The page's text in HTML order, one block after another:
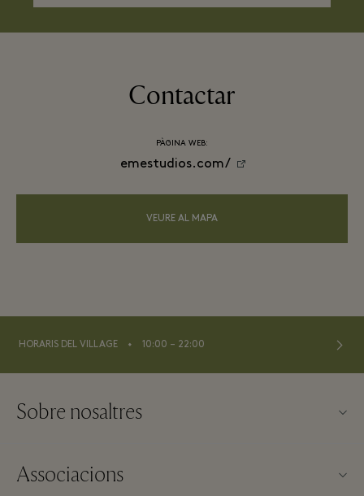
Contactar
PÀGINA WEB:
emestudios.com/
VEURE AL MAPA
HORARIS DEL VILLAGE ⬩ 10:00 – 22:00
Sobre nosaltres
Sobre La Roca Village
Associacions